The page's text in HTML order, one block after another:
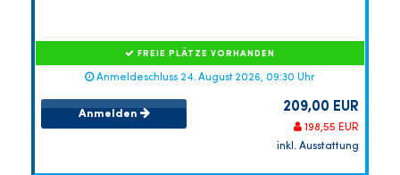
FREIE PLÄTZE VORHANDEN
Anmeldeschluss 24. August 2026, 09:30 Uhr
Anmelden 209,00 EUR
198,55 EUR
inkl. Ausstattung